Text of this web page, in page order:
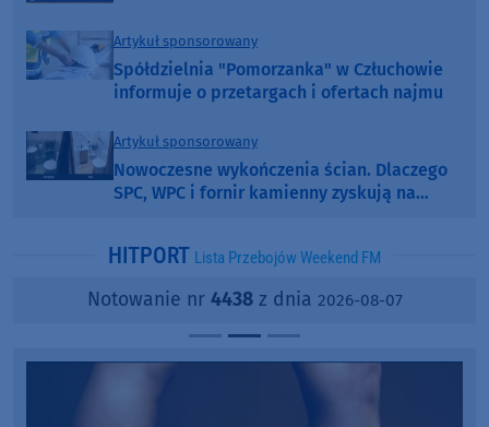
Artykuł sponsorowany
Spółdzielnia "Pomorzanka" w Człuchowie
informuje o przetargach i ofertach najmu
Artykuł sponsorowany
Nowoczesne wykończenia ścian. Dlaczego
SPC, WPC i fornir kamienny zyskują na
HITPORT Lista Przebojów Weekend FM
Notowanie nr 4438z dnia 2026-08-07